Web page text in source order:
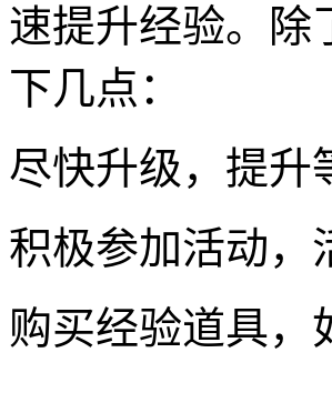
速提升经验。除
下几点：
尽快升级，提升
积极参加活动，
购买经验道具，